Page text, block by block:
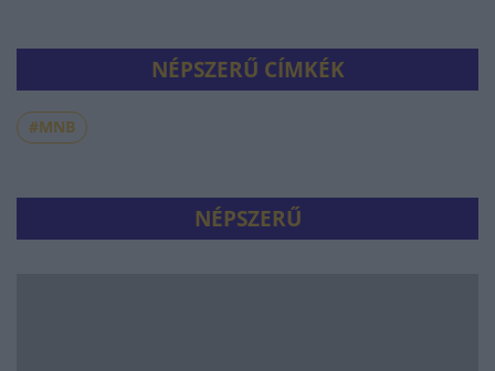
NÉPSZERŰ CÍMKÉK
#MNB
NÉPSZERŰ